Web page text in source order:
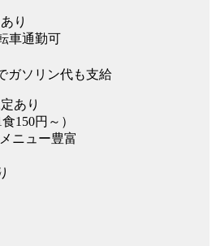
り
車通勤可
ガソリン代も支給
あり
150円～）
ニュー豊富